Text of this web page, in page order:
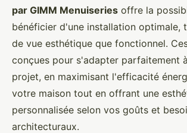
par GIMM Menuiseries offre la
bénéficier d'une installation optimale,
de vue esthétique que fonctionnel.
conçues pour s'adapter parfaitement
projet, en maximisant l'efficacité
votre maison tout en offrant une
personnalisée selon vos goûts et
architecturaux.